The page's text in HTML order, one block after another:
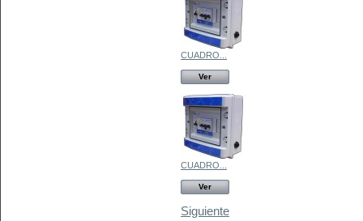
CUADRO...
Ver
CUADRO...
Ver
Siguiente